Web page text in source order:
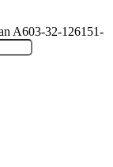
A603-32-126151-